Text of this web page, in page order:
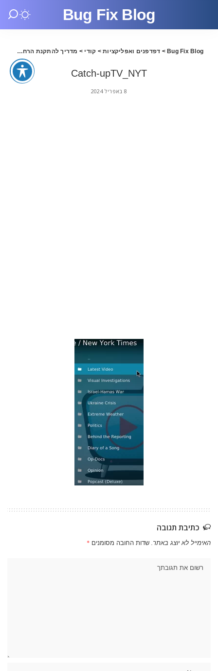
Bug Fix Blog
Bug Fix Blog
> דפדפנים ואפליקציות> קודי > מדריך להתקנת הרחבות לקודי – אפריל 2024
Catch-upTV_NYT
8 באפריל 2024
כתיבת תגובה
האימייל לא יוצג באתר. שדות החובה מסומנים *